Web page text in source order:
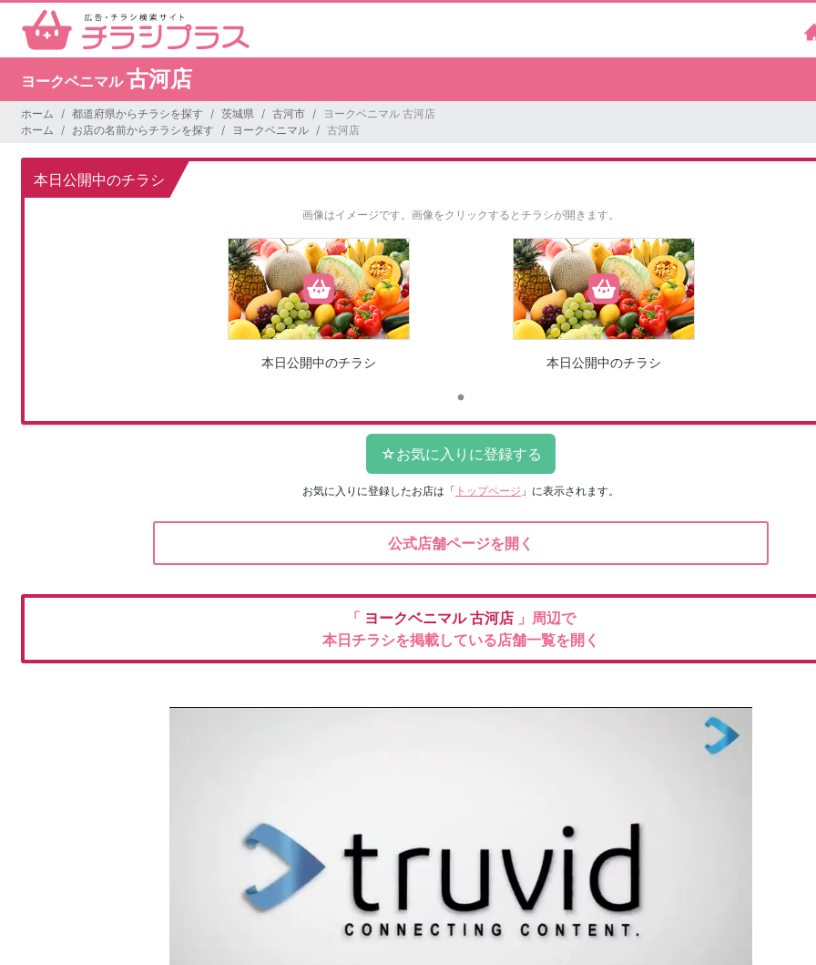
ヨークベニマル古河店
ホーム 都道府県からチラシを探す 茨城県 古河市
ヨークベニマル 古河店
ホーム
お店の名前からチラシを探す ヨークベニマル 古河店
本日公開中のチラシ
画像はイメージです。 画像をクリックするとチラシが開きます。
本日公開中のチラシ 本日公開中のチラシ
お気に入りに登録したお店は 「 トップページ 」に表示されます。
公式店舗ページを開く
「 ヨークベニマル古河店 」周辺で
本日チラシを掲載している店舗一覧を開く